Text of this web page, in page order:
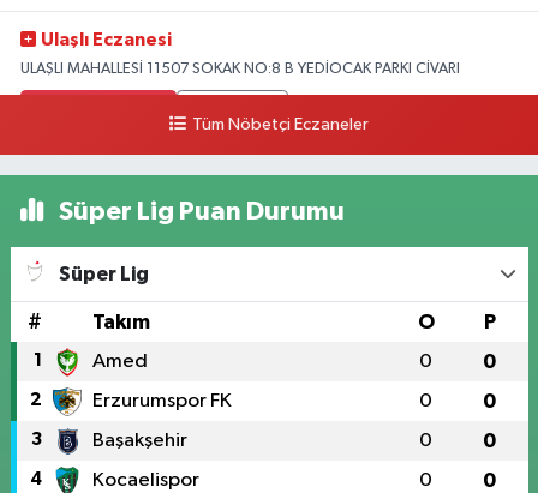
Ulaşlı Eczanesi
ULAŞLI MAHALLESİ 11507 SOKAK NO:8 B YEDİOCAK PARKI CİVARI
Tüm Nöbetçi Eczaneler
Süper Lig Puan Durumu
Süper Lig
# Takım O P
1 Amed 0 0
2 Erzurumspor FK 0 0
3 Başakşehir 0 0
4 Kocaelispor 0 0